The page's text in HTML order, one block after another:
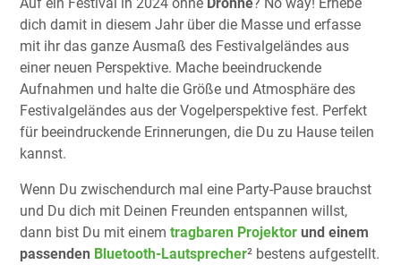
dich damit in diesem Jahr über die Masse und erfasse
mit ihr das ganze Ausmaß des Festivalgeländes aus
einer neuen Perspektive. Mache beeindruckende
Aufnahmen und halte die Größe und Atmosphäre des
Festivalgeländes aus der Vogelperspektive fest. Perfekt
für beeindruckende Erinnerungen, die Du zu Hause teilen
kannst.
Wenn Du zwischendurch mal eine Party-Pause brauchst
und Du dich mit Deinen Freunden entspannen willst,
dann bist Du mit einem tragbaren Projektor und einem
passenden Bluetooth-Lautsprecher² bestens aufgestellt.